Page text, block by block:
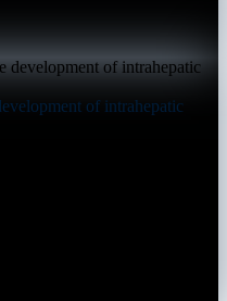
of intrahepatic